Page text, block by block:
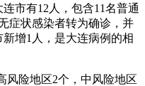
市有12人，包含11名普通
症状感染者转为确诊，并
增1人，是大连病例的相
风险地区2个，中风险地区